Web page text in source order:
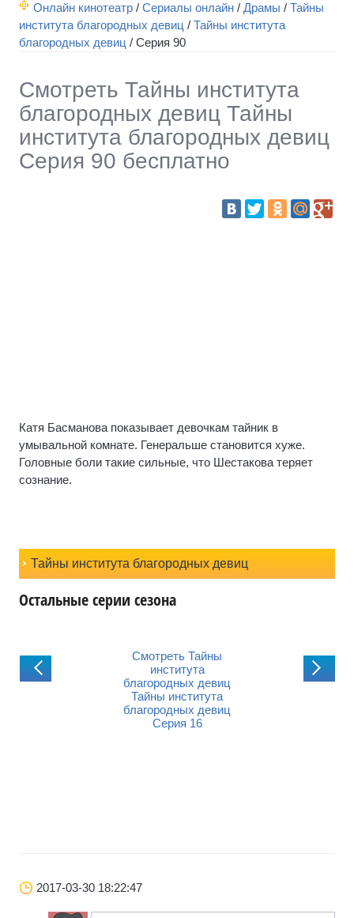
Онлайн кинотеатр / Сериалы онлайн / Драмы / Тайны
института благородных девиц / Тайны института
благородных девиц / Серия 90
Смотреть Тайны института
благородных девиц Тайны
института благородных девиц
Серия 90 бесплатно
Катя Басманова показывает девочкам тайник в
умывальной комнате. Генеральше становится хуже.
Головные боли такие сильные, что Шестакова теряет
сознание.
Тайны института благородных девиц
Остальные серии сезона
Тайны
института
девиц
Смотреть Тайны
института
благородных девиц
Тайны института
благородных девиц
Серия 16
Смотреть
института
благородных
2017-03-30 18:22:47